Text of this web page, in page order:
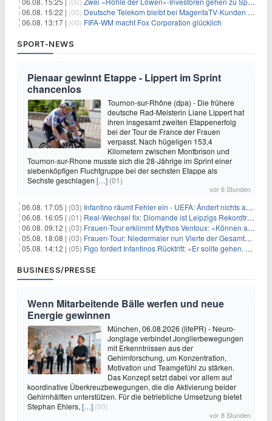
06.08. 15:22 | (00) Deutsche Telekom bleibt bei MagentaTV-Kunden vage
06.08. 13:17 | (00) FIFA-WM macht Fox Corporation glücklich
SPORT-NEWS
Pienaar gewinnt Etappe - Lippert im Sprint
chancenlos
Tournon-sur-Rhône (dpa) - Die frühere
deutsche Rad-Meisterin Liane Lippert hat
ihren insgesamt zweiten Etappenerfolg
bei der Tour de France der Frauen
verpasst. Nach hügeligen 153,4
Kilometern zwischen Montbrison und
Tournon-sur-Rhone musste sich die 28-Jährige im Sprint einer
siebenköpfigen Fluchtgruppe bei der sechsten Etappe als
Sechste geschlagen […] (01)
vor 6 Stunden
06.08. 17:05 | (03) Infantino räumt Fehler ein - UEFA: Ändert nichts an Boykott
06.08. 16:05 | (01) Real-Wechsel fix: Diomande ist Leipzigs Rekordtransfer
06.08. 09:12 | (03) Frauen-Tour erklimmt Mythos Ventoux: «Können alles schaffen»
05.08. 18:08 | (03) Frauen-Tour: Niedermaier nun Vierte der Gesamtwertung
05.08. 14:12 | (05) Figo fordert Infantinos Rücktritt: «Er sollte gehen. Jetzt»
BUSINESS/PRESSE
Wenn Mitarbeitende Bälle werfen und neue
Energie gewinnen
München, 06.08.2026 (lifePR) - Neuro-
Jonglage verbindet Jonglierbewegungen
mit Erkenntnissen aus der
Gehirnforschung, um Konzentration,
Motivation und Teamgefühl zu stärken.
Das Konzept setzt dabei vor allem auf
koordinative Überkreuzbewegungen, die die Aktivierung beider
Gehirnhälften unterstützen. Für die betriebliche Umsetzung bietet
Stephan Ehlers, […] (00)
vor 8 Stunden